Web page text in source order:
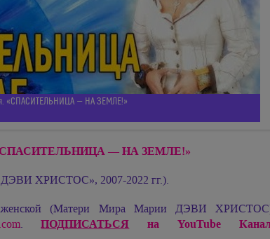
«СПАСИТЕЛЬНИЦА — НА ЗЕМЛЕ!»
— НА ЗЕМЛЕ!»
ДЭВИ ХРИСТОС», 2007-2022 гг.).
(Матери Мира Марии ДЭВИ ХРИСТОС
.ПОДПИСАТЬСЯ на YouTube